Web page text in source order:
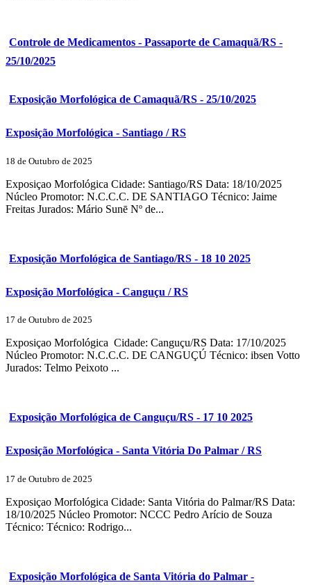
Controle de Medicamentos - Passaporte de Camaquã/RS -
25/10/2025
Exposição Morfológica de Camaquã/RS - 25/10/2025
Exposição Morfológica - Santiago / RS
18 de Outubro de 2025
Exposiçao Morfológica Cidade: Santiago/RS Data: 18/10/2025
Núcleo Promotor: N.C.C.C. DE SANTIAGO Técnico: Jaime
Freitas Jurados: Mário Sunē Nº de...
Exposição Morfológica de Santiago/RS - 18 10 2025
Exposição Morfológica - Canguçu / RS
17 de Outubro de 2025
Exposiçao Morfológica Cidade: Canguçu/RS Data: 17/10/2025
Núcleo Promotor: N.C.C.C. DE CANGUÇÚ Técnico: ibsen Votto
Jurados: Telmo Peixoto ...
Exposição Morfológica de Canguçu/RS - 17 10 2025
Exposição Morfológica - Santa Vitória Do Palmar / RS
17 de Outubro de 2025
Exposiçao Morfológica Cidade: Santa Vitória do Palmar/RS Data:
18/10/2025 Núcleo Promotor: NCCC Pedro Arício de Souza
Técnico: Técnico: Rodrigo...
Exposição Morfológica de Santa Vitória do Palmar -